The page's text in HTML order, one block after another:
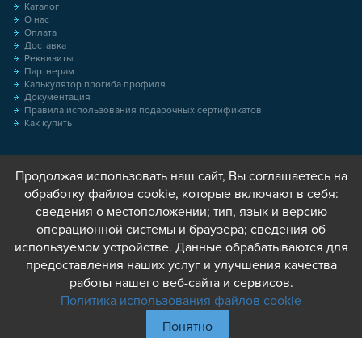
Каталог
О нас
Оплата
Доставка
Реквизиты
Партнерам
Калькулятор прогиба профиля
Документация
Правила использования подарочных сертификатов
Как купить
Продолжая использовать наш сайт, Вы соглашаетесь на
обработку файлов cookie, которые включают в себя:
сведения о местоположении; тип, язык и версию
операционной системы и браузера; сведения об
используемом устройстве. Данные обрабатываются для
предоставления наших услуг и улучшения качества
работы нашего веб-сайта и сервисов.
Политика использования файлов cookie
Понятно